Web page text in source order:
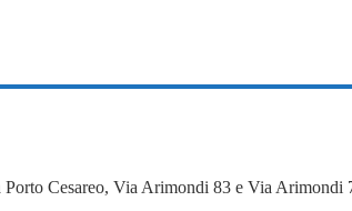
Cesareo, Via Arimondi 83 e Via Arimondi